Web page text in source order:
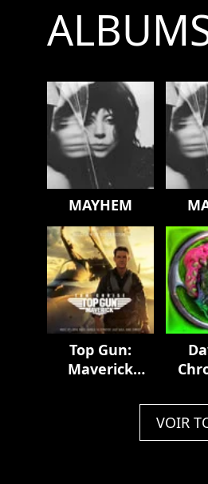
MAYHEM
Top Gun:
Maverick
The Motion
VOIR